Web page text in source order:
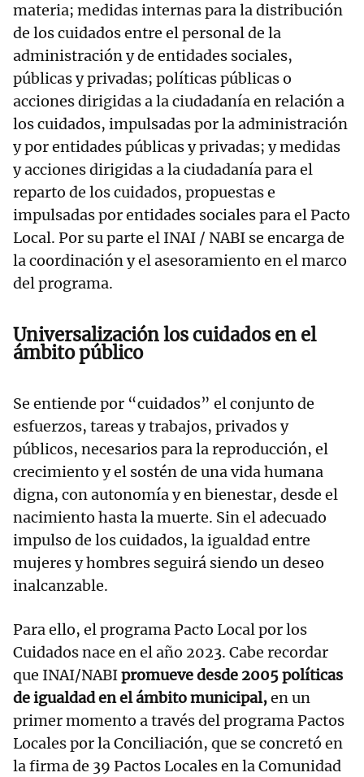
materia; medidas internas para la distribución
de los cuidados entre el personal de la
administración y de entidades sociales,
públicas y privadas; políticas públicas o
acciones dirigidas a la ciudadanía en relación a
los cuidados, impulsadas por la administración
y por entidades públicas y privadas; y medidas
y acciones dirigidas a la ciudadanía para el
reparto de los cuidados, propuestas e
impulsadas por entidades sociales para el Pacto
Local. Por su parte el INAI / NABI se encarga de
la coordinación y el asesoramiento en el marco
del programa.
Universalización los cuidados en el
ámbito público
Se entiende por “cuidados” el conjunto de
esfuerzos, tareas y trabajos, privados y
públicos, necesarios para la reproducción, el
crecimiento y el sostén de una vida humana
digna, con autonomía y en bienestar, desde el
nacimiento hasta la muerte. Sin el adecuado
impulso de los cuidados, la igualdad entre
mujeres y hombres seguirá siendo un deseo
inalcanzable.
Para ello, el programa Pacto Local por los
Cuidados nace en el año 2023. Cabe recordar
que INAI/NABIpromueve desde 2005 políticas
de igualdad en el ámbito municipal,en un
primer momento a través del programa Pactos
Locales por la Conciliación, que se concretó en
la firma de 39 Pactos Locales en la Comunidad